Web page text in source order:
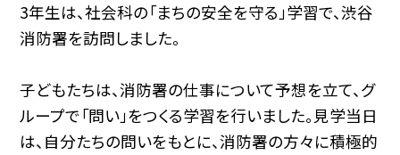
3年生は、社会科の「まちの安全を守る」学習で、渋谷
消防署を訪問しました。
子どもたちは、消防署の仕事について予想を立て、グ
ループで「問い」をつくる学習を行いました。見学当日
は、自分たちの問いをもとに、消防署の方々に積極的